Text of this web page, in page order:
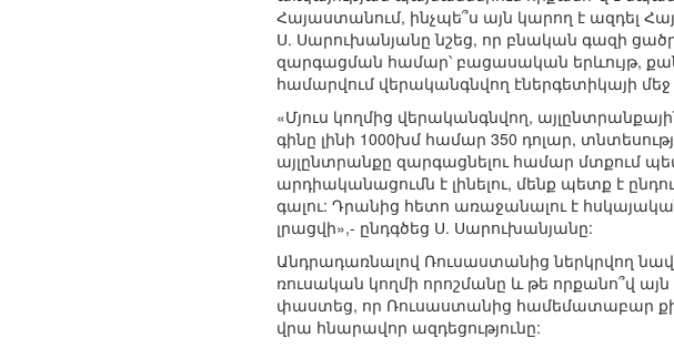
Հայաստանում, ինչպե՞ս այն կարող է ազդել
Ս. Սարուխանյանը նշեց, որ բնական գազի
զարգացման համար՝ բացասական երևույթ,
համարվում վերականգնվող էներգետիկայի մեջ
«Մյուս կողմից վերականգնվող,
գինը լինի 1000խմ համար 350 դոլար,
այլընտրանքը զարգացնելու համար մտքում
արդիականացումն է լինելու, մենք պետք է
գալու: Դրանից հետո առաջանալու է
լրացվի»,- ընդգծեց Ս. Սարուխանյանը:
Անդրադառնալով Ռուսաստանից ներկրվող
ռուսական կողմի որոշմանը և թե որքանո՞վ
փաստեց, որ Ռուսաստանից համեմատաբար
վրա հնարավոր ազդեցությունը: